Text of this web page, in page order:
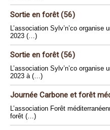
Sortie en forêt (56)
L’association Sylv’n’co
2023 (…)
Sortie en forêt (56)
L’association Sylv’n’co
2023 à (…)
Journée Carbone et forêt
L’association Forêt
forêt (…)